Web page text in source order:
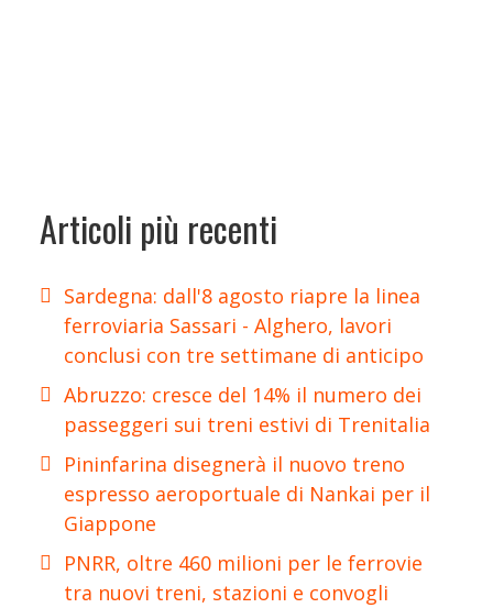
Articoli più recenti
Sardegna: dall'8 agosto riapre la linea
ferroviaria Sassari - Alghero, lavori
conclusi con tre settimane di anticipo
Abruzzo: cresce del 14% il numero dei
passeggeri sui treni estivi di Trenitalia
Pininfarina disegnerà il nuovo treno
espresso aeroportuale di Nankai per il
Giappone
PNRR, oltre 460 milioni per le ferrovie
tra nuovi treni, stazioni e convogli